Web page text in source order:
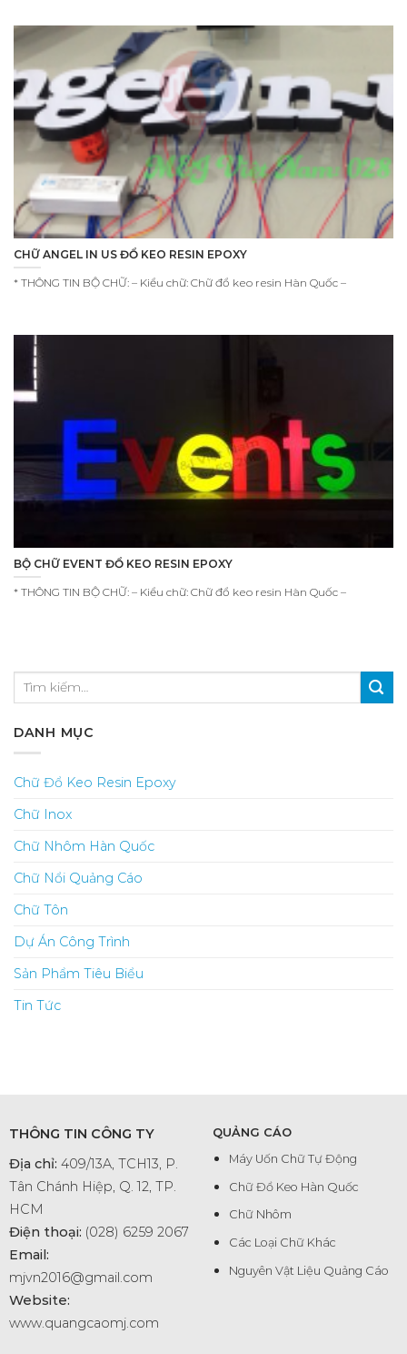
CHỮ ANGEL IN US ĐỔ KEO RESIN EPOXY
* THÔNG TIN BỘ CHỮ: – Kiểu chữ: Chữ đổ keo resin Hàn Quốc –
BỘ CHỮ EVENT ĐỔ KEO RESIN EPOXY
* THÔNG TIN BỘ CHỮ: – Kiểu chữ: Chữ đổ keo resin Hàn Quốc –
DANH MỤC
Chữ Đổ Keo Resin Epoxy
Chữ Inox
Chữ Nhôm Hàn Quốc
Chữ Nổi Quảng Cáo
Chữ Tôn
Dự Án Công Trình
Sản Phẩm Tiêu Biểu
Tin Tức
THÔNG TIN CÔNG TY
Địa chỉ: 409/13A, TCH13, P.
Tân Chánh Hiệp, Q. 12, TP.
HCM
Điện thoại: (028) 6259 2067
Email:
mjvn2016@gmail.com
Website:
www.quangcaomj.com
QUẢNG CÁO
Máy Uốn Chữ Tự Động
Chữ Đổ Keo Hàn Quốc
Chữ Nhôm
Các Loại Chữ Khác
Nguyên Vật Liệu Quảng Cáo